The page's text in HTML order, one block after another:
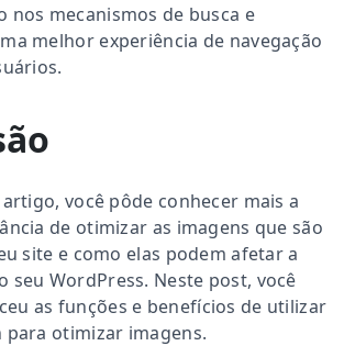
nos mecanismos de busca e
melhor experiência de navegação
você pôde conhecer mais a
de otimizar as imagens que são
site e como elas podem afetar a
seu WordPress. Neste post, você
as funções e benefícios de utilizar
para otimizar imagens.